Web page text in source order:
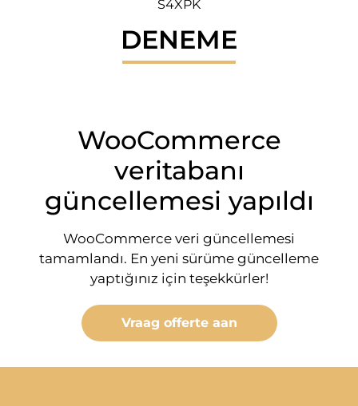
S4XPK
DENEME
WooCommerce
veritabanı
güncellemesi yapıldı
WooCommerce veri güncellemesi
tamamlandı. En yeni sürüme güncelleme
yaptığınız için teşekkürler!
Vraag offerte aan